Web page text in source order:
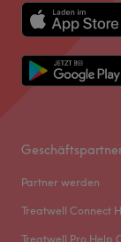
Partner werden
Treatwell Connect
Treatwell Pro Help